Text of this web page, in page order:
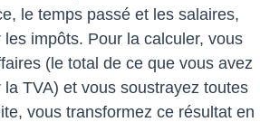
le temps passé et les salaires,
impôts. Pour la calculer, vous
(le total de ce que vous avez
TVA) et vous soustrayez toutes
vous transformez ce résultat en